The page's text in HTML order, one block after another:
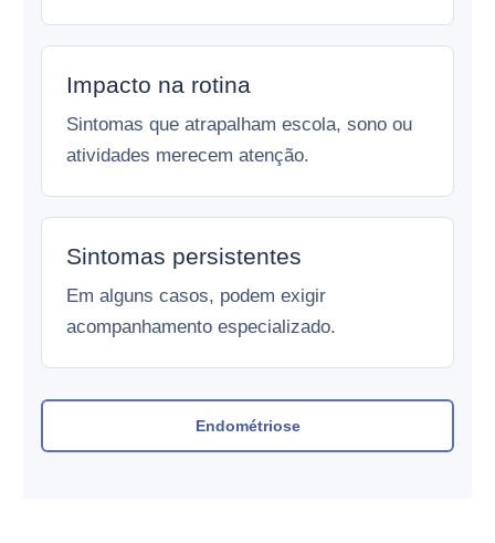
Impacto na rotina
Sintomas que atrapalham escola, sono ou
atividades merecem atenção.
Sintomas persistentes
Em alguns casos, podem exigir
acompanhamento especializado.
Endométriose